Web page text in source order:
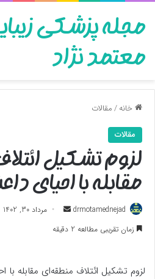
مجله پزشکی
معتمد نژاد
خانه/مقالات
مقالات
لزوم تشکیل
مقابله با احیای
drmotamednejad
ارسال
به
مرداد 30, 1402
زمان تقریبی مطالعه 2 دقیقه
لزوم تشکیل ائتلاف منطقه‌ای مقابله با